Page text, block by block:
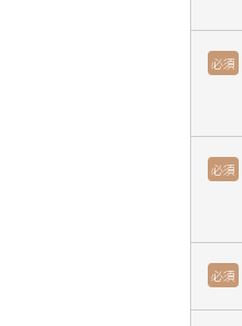
必須
必須
必須